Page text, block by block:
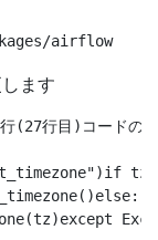
ます
(27行目)コード